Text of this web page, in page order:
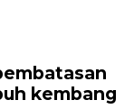
kembang